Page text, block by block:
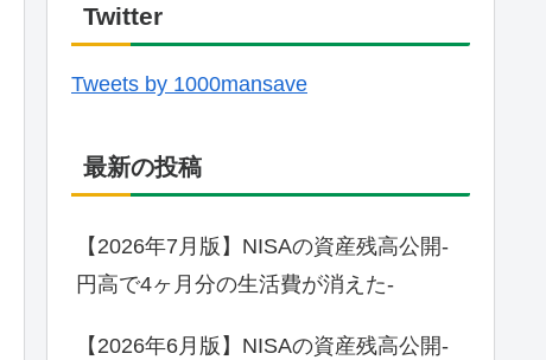
Twitter
Tweets by 1000mansave
最新の投稿
【2026年7月版】NISAの資産残高公開-
円高で4ヶ月分の生活費が消えた-
【2026年6月版】NISAの資産残高公開-